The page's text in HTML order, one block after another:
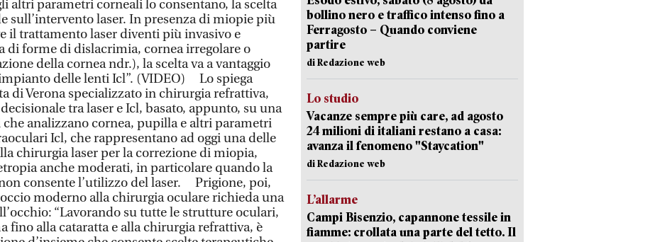
altri parametri corneali lo consentano, la scelta
sull’intervento laser. In presenza di miopie più
il trattamento laser diventi più invasivo e
di forme di dislacrimia, cornea irregolare o
della cornea ndr.), la scelta va a vantaggio
delle lenti Icl”. (VIDEO) Lo spiega
di Verona specializzato in chirurgia refrattiva,
tra laser e Icl, basato, appunto, su una
analizzano cornea, pupilla e altri parametri
Icl, che rappresentano ad oggi una delle
chirurgia laser per la correzione di miopia,
anche moderati, in particolare quando la
consente l’utilizzo del laser. Prigione, poi,
moderno alla chirurgia oculare richieda una
“Lavorando su tutte le strutture oculari,
fino alla cataratta e alla chirurgia refrattiva, è
bollino nero e traffico intenso fino a
Ferragosto – Quando conviene
partire
di Redazione web
Lo studio
Vacanze sempre più care, ad agosto
24 milioni di italiani restano a casa:
avanza il fenomeno "Staycation"
di Redazione web
L’allarme
Campi Bisenzio, capannone tessile in
fiamme: crollata una parte del tetto. Il